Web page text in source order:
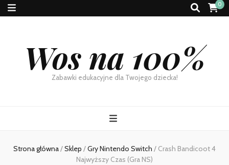
0
Wos na 100%
Zabawki edukacyjne dla Twojego dziecka!
Strona główna/Sklep /Gry Nintendo Switch / Crash Bandicoot 4
Najwyższy Czas (Gra NS)